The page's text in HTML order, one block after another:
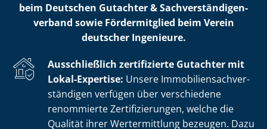
beim Deutschen Gutachter & Sach­ver­stän­di­gen­
ver­band sowie Fördermitglied beim Verein
deutscher Ingenieure.
Ausschließlich zertifizierte Gutachter mit
Lokal-Expertise: Unsere Im­mo­bi­li­en­sach­ver­
stän­di­gen verfügen über verschiedene
renommierte Zer­ti­fi­zie­run­gen, welche die
Qualität ihrer Wertermittlung bezeugen. Dazu